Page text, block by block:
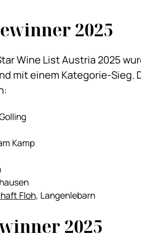
2025
Wine List Austria 2025
mit einem Kategorie-Sieg.
Kamp
Floh, Langenlebarn
2025